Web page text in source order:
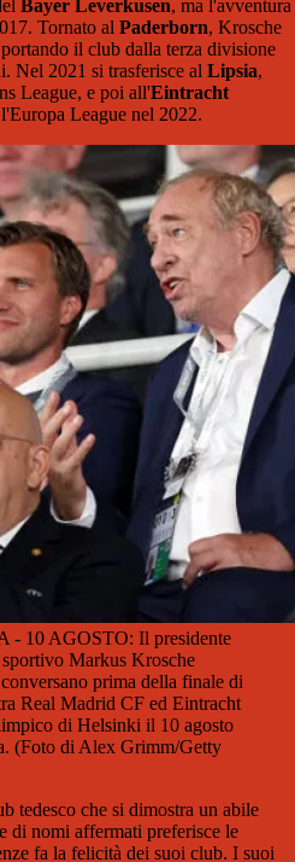
Bayer Leverkusen, ma l'avventura
Tornato al Paderborn, Krosche
il club dalla terza divisione
Nel 2021 si trasferisce al Lipsia,
League, e poi all'Eintracht
League nel 2022.
10 AGOSTO: Il presidente
Markus Krosche
prima della finale di
Real Madrid CF ed Eintracht
di Helsinki il 10 agosto
(Foto di Alex Grimm/Getty
tedesco che si dimostra un abile
di nomi affermati preferisce le
fa la felicità dei suoi club. I suoi